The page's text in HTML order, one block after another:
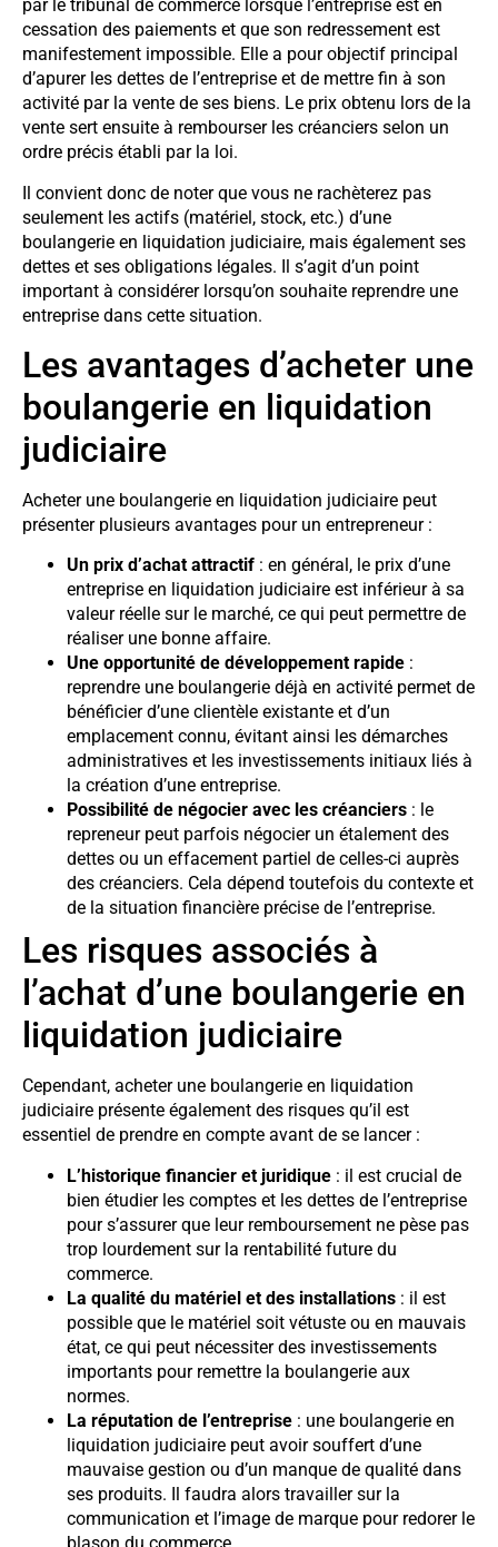
par le tribunal de commerce lorsque l’entreprise est en
cessation des paiements et que son redressement est
manifestement impossible. Elle a pour objectif principal
d’apurer les dettes de l’entreprise et de mettre fin à son
activité par la vente de ses biens. Le prix obtenu lors de la
vente sert ensuite à rembourser les créanciers selon un
ordre précis établi par la loi.
Il convient donc de noter que vous ne rachèterez pas
seulement les actifs (matériel, stock, etc.) d’une
boulangerie en liquidation judiciaire, mais également ses
dettes et ses obligations légales. Il s’agit d’un point
important à considérer lorsqu’on souhaite reprendre une
entreprise dans cette situation.
Les avantages d’acheter une
boulangerie en liquidation
judiciaire
Acheter une boulangerie en liquidation judiciaire peut
présenter plusieurs avantages pour un entrepreneur :
Un prix d’achat attractif : en général, le prix d’une
entreprise en liquidation judiciaire est inférieur à sa
valeur réelle sur le marché, ce qui peut permettre de
réaliser une bonne affaire.
Une opportunité de développement rapide :
reprendre une boulangerie déjà en activité permet de
bénéficier d’une clientèle existante et d’un
emplacement connu, évitant ainsi les démarches
administratives et les investissements initiaux liés à
la création d’une entreprise.
Possibilité de négocier avec les créanciers : le
repreneur peut parfois négocier un étalement des
dettes ou un effacement partiel de celles-ci auprès
des créanciers. Cela dépend toutefois du contexte et
de la situation financière précise de l’entreprise.
Les risques associés à
l’achat d’une boulangerie en
liquidation judiciaire
Cependant, acheter une boulangerie en liquidation
judiciaire présente également des risques qu’il est
essentiel de prendre en compte avant de se lancer :
L’historique financier et juridique : il est crucial de
bien étudier les comptes et les dettes de l’entreprise
pour s’assurer que leur remboursement ne pèse pas
trop lourdement sur la rentabilité future du
commerce.
La qualité du matériel et des installations : il est
possible que le matériel soit vétuste ou en mauvais
état, ce qui peut nécessiter des investissements
importants pour remettre la boulangerie aux
normes.
La réputation de l’entreprise : une boulangerie en
liquidation judiciaire peut avoir souffert d’une
mauvaise gestion ou d’un manque de qualité dans
ses produits. Il faudra alors travailler sur la
communication et l’image de marque pour redorer le